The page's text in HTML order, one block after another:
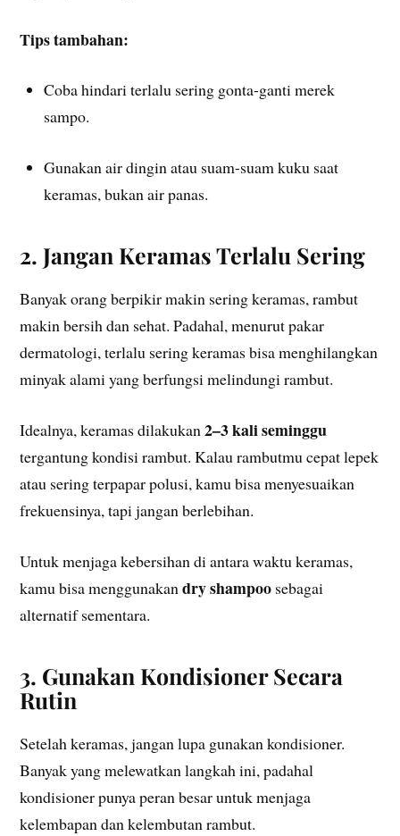
Tips tambahan:
Coba hindari terlalu sering gonta-ganti merek
sampo.
Gunakan air dingin atau suam-suam kuku saat
keramas, bukan air panas.
2. Jangan Keramas Terlalu Sering
Banyak orang berpikir makin sering keramas, rambut
makin bersih dan sehat. Padahal, menurut pakar
dermatologi, terlalu sering keramas bisa menghilangkan
minyak alami yang berfungsi melindungi rambut.
Idealnya, keramas dilakukan2–3 kali seminggu
tergantung kondisi rambut. Kalau rambutmu cepat lepek
atau sering terpapar polusi, kamu bisa menyesuaikan
frekuensinya, tapi jangan berlebihan.
Untuk menjaga kebersihan di antara waktu keramas,
kamu bisa menggunakandry shampoo sebagai
alternatif sementara.
3. Gunakan Kondisioner Secara
Rutin
Setelah keramas, jangan lupa gunakan kondisioner.
Banyak yang melewatkan langkah ini, padahal
kondisioner punya peran besar untuk menjaga
kelembapan dan kelembutan rambut.